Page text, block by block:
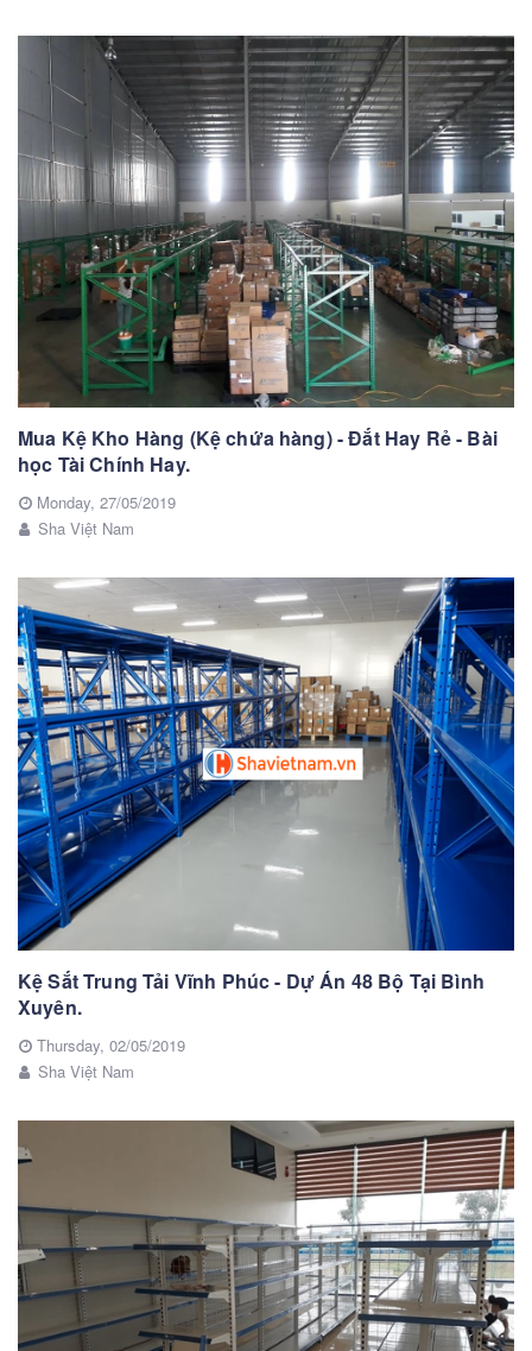
Mua Kệ Kho Hàng (Kệ chứa hàng) - Đắt Hay Rẻ - Bài
học Tài Chính Hay.
Monday, 27/05/2019
Sha Việt Nam
Kệ Sắt Trung Tải Vĩnh Phúc - Dự Án 48 Bộ Tại Bình
Xuyên.
Thursday, 02/05/2019
Sha Việt Nam